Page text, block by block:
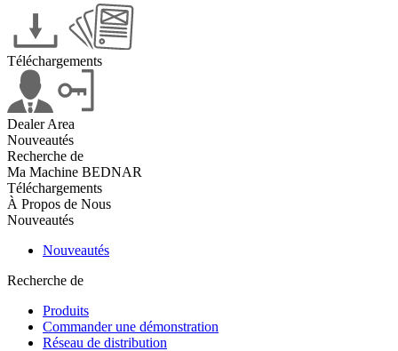
Téléchargements
Dealer Area
Nouveautés
Recherche de
Ma Machine BEDNAR
Téléchargements
À Propos de Nous
Nouveautés
Nouveautés
Recherche de
Produits
Commander une démonstration
Réseau de distribution